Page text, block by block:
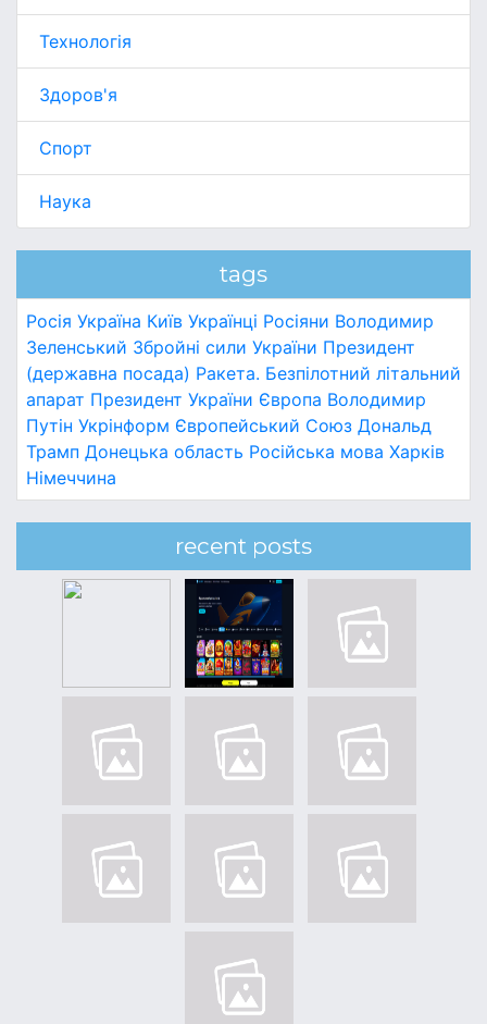
Технологія
Здоров'я
Спорт
Наука
tags
Росія Україна Київ Українці Росіяни Володимир
Зеленський Збройні сили України Президент
(державна посада) Ракета. Безпілотний літальний
апарат Президент України Європа Володимир
Путін Укрінформ Європейський Союз Дональд
Трамп Донецька область Російська мова Харків
Німеччина
recent posts